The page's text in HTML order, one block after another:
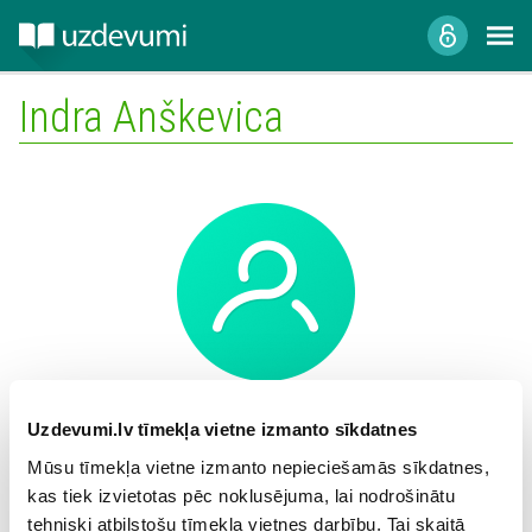
Uzdevumi.lv tīmekļa vietne izmanto sīkdatnes
Mūsu tīmekļa vietne izmanto nepieciešamās sīkdatnes,
kas tiek izvietotas pēc noklusējuma, lai nodrošinātu
tehniski atbilstošu tīmekļa vietnes darbību. Tai skaitā
Indra Anškevica
Mācību iestāde: